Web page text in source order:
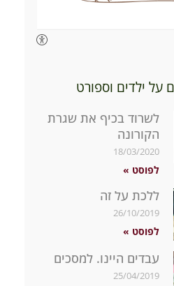
על ילדים וספורט
לשרוד בכיף את שגרת
הקורונה
18/03/2020
לפוסט »
ללכת על זה
26/10/2019
לפוסט »
עבדים היינו. למסכים
25/04/2019